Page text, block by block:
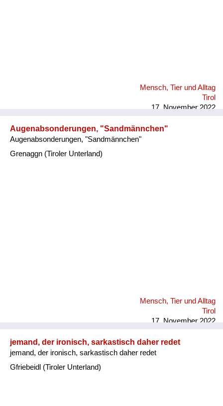
Mensch, Tier und Alltag
Tirol
17. November 2022
Augenabsonderungen, "Sandmännchen"
Augenabsonderungen, "Sandmännchen"
Grenaggn (Tiroler Unterland)
Mensch, Tier und Alltag
Tirol
17. November 2022
jemand, der ironisch, sarkastisch daher redet
jemand, der ironisch, sarkastisch daher redet
Gfriebeidl (Tiroler Unterland)